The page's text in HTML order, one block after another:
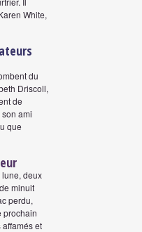
White,
du
Driscoll,
de
ami
que
lune, deux
minuit
perdu,
prochain
affamés et